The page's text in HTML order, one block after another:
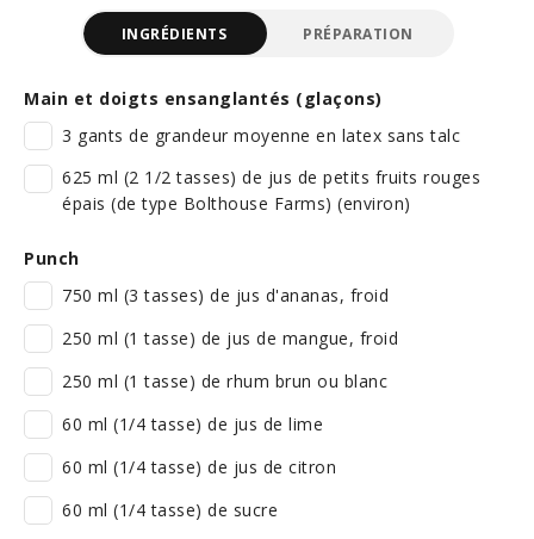
INGRÉDIENTS PRÉPARATION
Main et doigts ensanglantés (glaçons)
3 gants de grandeur moyenne en latex sans talc
625 ml (2 1/2 tasses) de jus de petits fruits rouges
épais (de type Bolthouse Farms) (environ)
Punch
750 ml (3 tasses) de jus d'ananas, froid
250 ml (1 tasse) de jus de mangue, froid
250 ml (1 tasse) de rhum brun ou blanc
60 ml (1/4 tasse) de jus de lime
60 ml (1/4 tasse) de jus de citron
60 ml (1/4 tasse) de sucre